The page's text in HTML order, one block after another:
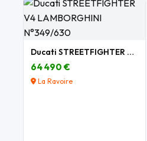
Ducati STREETFIGHTER V4 LAMBORGHINI N°349/630
64 490 €
La Ravoire